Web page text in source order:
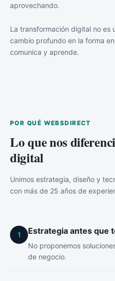
aprovechando.
La transformación digital no es
cambio profundo en la forma
comunica y aprende.
POR QUÉ WEBSDIRECT
Lo que nos
digital
Unimos estrategia, diseño y
con más de 25 años de
1 Estrategia antes que
No proponemos
de negocio.